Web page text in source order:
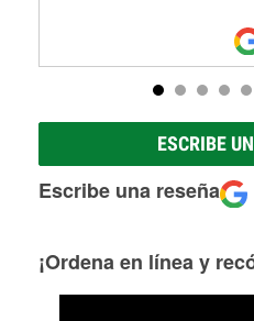
ESCRIBE
Escribe una reseña
¡Ordena en línea y